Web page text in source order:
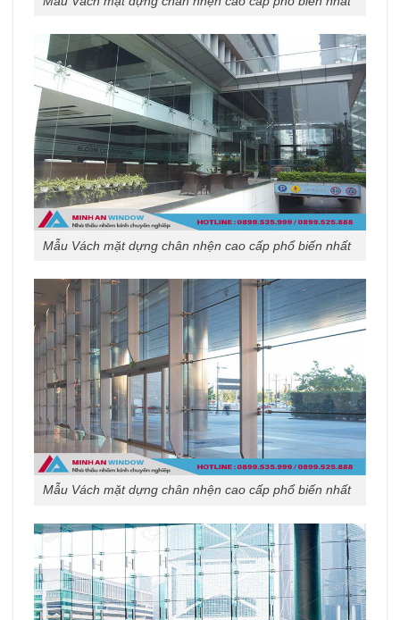
Mẫu Vách mặt dựng chân nhện cao cấp phổ biến nhất
Mẫu Vách mặt dựng chân nhện cao cấp phổ biến nhất